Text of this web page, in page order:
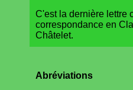
C'est la dernière lettre
correspondance en
Châtelet.
Abréviations